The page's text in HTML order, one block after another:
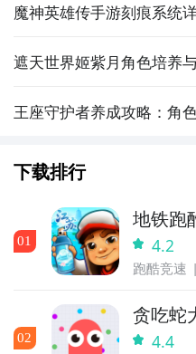
魔神英雄传手游刻痕系统
遮天世界姬紫月角色培养
王座守护者养成攻略：角
下载排行
01
地铁跑
4.2
跑酷竞速
02
贪吃蛇
4.4